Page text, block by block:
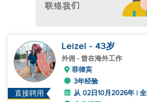
直接聘用
Leizel - 43岁
外佣 - 曾在海外工作
菲律宾
3年经验
从 02日10月2026年 |